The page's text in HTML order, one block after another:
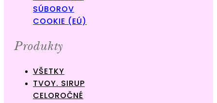
SÚBOROV
COOKIE (EÚ)
Produkty
VŠETKY
TVOY. SIRUP
CELOROČNÉ